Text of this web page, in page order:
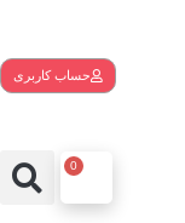
حساب کاربری
0